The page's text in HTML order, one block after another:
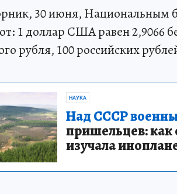
30 июня,
1 доллар США равен 2,9066
рубля, 100 российских
НАУКА
Над СССР
пришельцев: как
изучала